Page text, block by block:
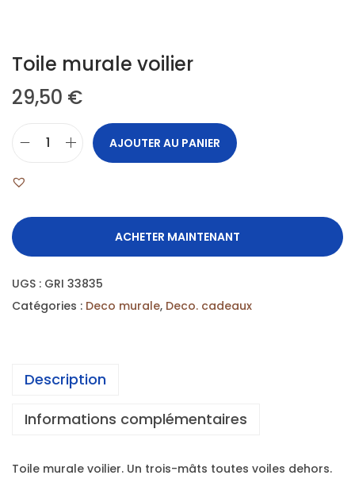
Toile murale voilier
29,50 €
AJOUTER AU PANIER
ACHETER MAINTENANT
UGS : GRI 33835
Catégories : Deco murale, Deco. cadeaux
Description
Informations complémentaires
Toile murale voilier. Un trois-mâts toutes voiles dehors.